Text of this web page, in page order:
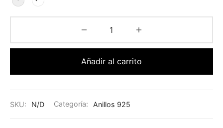
Añadir al carrito
SKU: N/D Categoría: Anillos 925